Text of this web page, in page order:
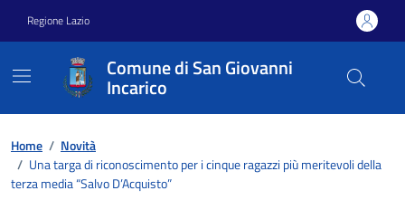
Regione Lazio
Comune di San Giovanni
Incarico
Home / Novità
/ Una targa di riconoscimento per i cinque ragazzi più meritevoli della
terza media “Salvo D’Acquisto”